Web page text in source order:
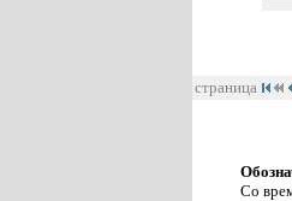
страница
Со